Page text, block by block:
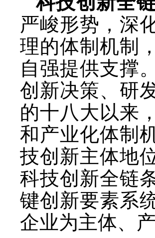
严峻形势，深
理的体制机制
自强提供支撑
创新决策、研
的十八大以来
和产业化体制
技创新主体地
科技创新全链
键创新要素系
企业为主体、